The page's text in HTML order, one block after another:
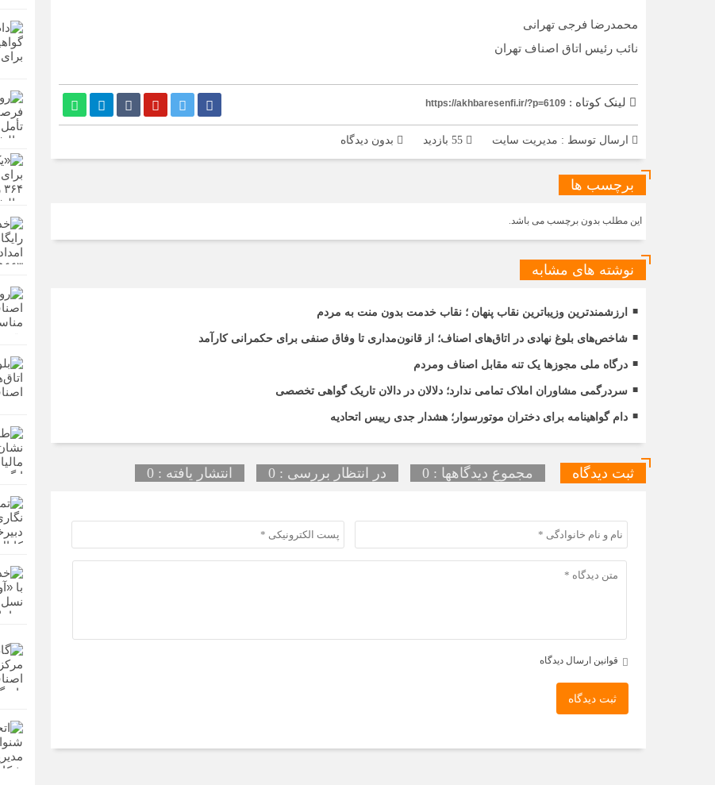
محمدرضا فرجی تهرانی
نائب رئیس اتاق اصناف تهران
لینک کوتاه : https://akhbaresenfi.ir/?p=6109
ارسال توسط : مدیریت سایت بدون دیدگاه
برچسب ها
این مطلب بدون برچسب می باشد.
نوشته های مشابه
ارزشمندترین وزیباترین نقاب پنهان ؛ نقاب خدمت بدون منت به مردم
شاخص‌های بلوغ نهادی در اتاق‌های اصناف؛ از قانون‌مداری تا وفاق صنفی برای حکمرانی کارآمد
درگاه ملی مجوزها یک تنه مقابل اصناف ومردم
سردرگمی مشاوران املاک تمامی ندارد؛ دلالان در دالان تاریک گواهی تخصصی
دام گواهینامه برای دختران موتورسوار؛ هشدار جدی رییس اتحادیه
ثبت دیدگاه مجموع دیدگاهها : 0 در انتظار بررسی : 0 انتشار یافته : 0
قوانین ارسال دیدگاه
ثبت دیدگاه